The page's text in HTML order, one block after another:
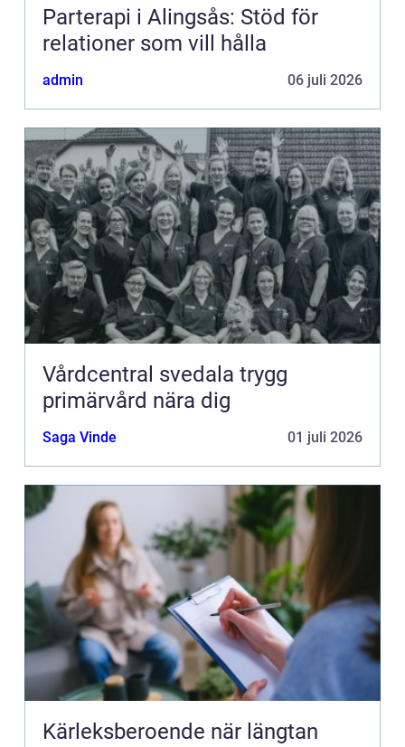
Parterapi i Alingsås: Stöd för
relationer som vill hålla
admin 06 juli 2026
Vårdcentral svedala trygg
primärvård nära dig
Saga Vinde 01 juli 2026
Kärleksberoende när längtan